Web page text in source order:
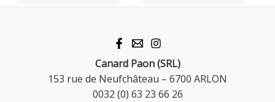
Canard Paon (SRL)
153 rue de Neufchâteau – 6700 ARLON
0032 (0) 63 23 66 26